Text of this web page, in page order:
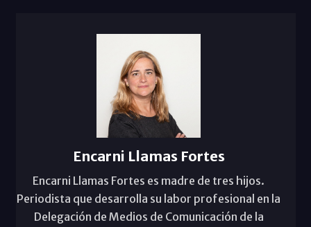
Encarni Llamas Fortes
Encarni Llamas Fortes es madre de tres hijos.
Periodista que desarrolla su labor profesional en la
Delegación de Medios de Comunicación de la